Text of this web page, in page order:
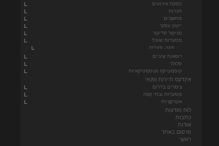
הפקת אירועים
חנויות
מחשבים
ייעוץ עסקי
מניקור פדיקור
מסעדות ואוכל
פיצה, פיצריות
רופא/ת שיניים
סלולר
קוסמטיקה וקוסמטיקאיות
אינדקס תיירות ופנאי
צימרים בדרום
מסעדות ובתי קפה
אטרקציות
לוח מודעות
כתבות
אודות
פרסום באתר
ראשי